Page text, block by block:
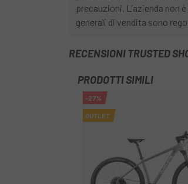
precauzioni. L'azienda non
generali di vendita sono
RECENSIONI TRUSTED
PRODOTTI SIMILI
-27%
OUTLET